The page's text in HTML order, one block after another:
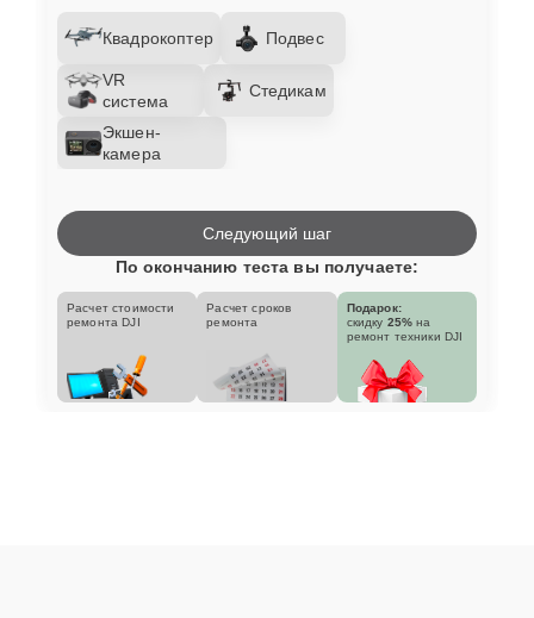
Квадрокоптер Подвес
VR
система
Стедикам
Экшен-
камера
Следующий шаг
По окончанию теста вы получаете:
Расчет стоимости
ремонта DJI
Расчет сроков
ремонта
Подарок:
скидку 25% на
ремонт техники DJI